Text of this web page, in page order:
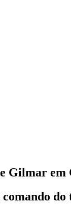
Gilmar em
comando